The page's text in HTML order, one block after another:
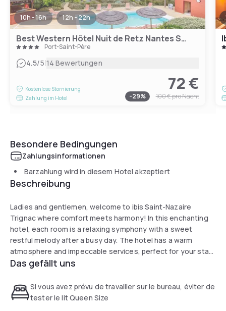
10h - 16h 12h - 22h
Best Western Hôtel Nuit de Retz Nantes Sud
Port-Saint-Père
4.5/5|14 Bewertungen
Kostenlose Stornierung
Zahlung im Hotel
72 €
-29% 100 €pro Nacht
Besondere Bedingungen
Zahlungsinformationen
Barzahlung wird in diesem Hotel akzeptiert
Beschreibung
Ladies and gentlemen, welcome to ibis Saint-Nazaire
Trignac where comfort meets harmony! In this enchanting
hotel, each room is a relaxing symphony with a sweet
restful melody after a busy day. The hotel has a warm
atmosphere and impeccable services, perfect for your stay.
Concerts, pool, sports lessons, bar and food available 24/7:
moments!
Das gefällt uns
Si vous avez prévu de travailler sur le bureau, éviter de
tester le lit Queen Size